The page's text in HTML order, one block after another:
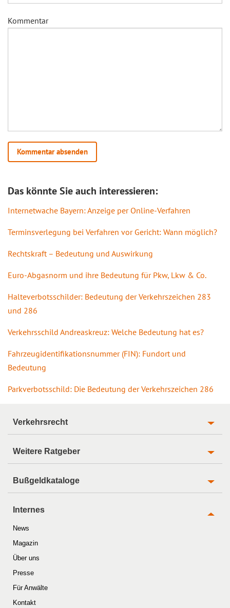
Kommentar
Das könnte Sie auch interessieren:
Internetwache Bayern: Anzeige per Online-Verfahren
Terminsverlegung bei Verfahren vor Gericht: Wann möglich?
Rechtskraft – Bedeutung und Auswirkung
Euro-Abgasnorm und ihre Bedeutung für Pkw, Lkw & Co.
Halteverbotsschilder: Bedeutung der Verkehrszeichen 283
und 286
Verkehrsschild Andreaskreuz: Welche Bedeutung hat es?
Fahrzeugidentifikationsnummer (FIN): Fundort und
Bedeutung
Parkverbotsschild: Die Bedeutung der Verkehrszeichen 286
Verkehrsrecht
Weitere Ratgeber
Bußgeldkataloge
Internes
News
Magazin
Über uns
Presse
Für Anwälte
Kontakt